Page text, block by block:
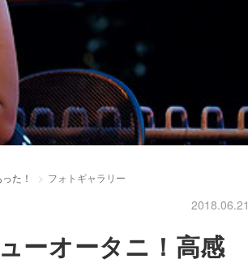
た！
フォトギャラリー
2018.06.21
ーオータニ！高感